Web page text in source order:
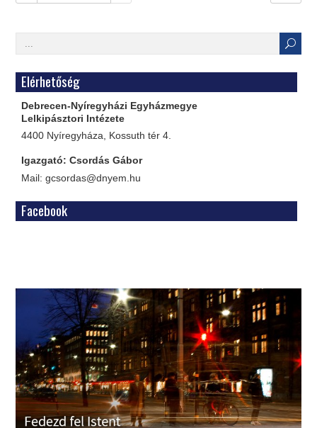
Elérhetőség
Debrecen-Nyíregyházi Egyházmegye
Lelkipásztori Intézete
4400 Nyíregyháza, Kossuth tér 4.
Igazgató: Csordás Gábor
Mail: gcsordas@dnyem.hu
Facebook